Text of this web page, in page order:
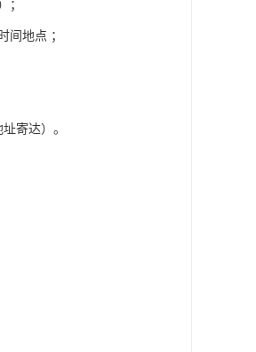
；
间地点 ；
寄达）。